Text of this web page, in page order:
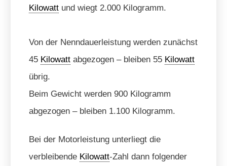
Kilowatt und wiegt 2.000 Kilogramm.
Von der Nenndauerleistung werden zunächst
45 Kilowatt abgezogen – bleiben 55 Kilowatt
übrig.
Beim Gewicht werden 900 Kilogramm
abgezogen – bleiben 1.100 Kilogramm.
Bei der Motorleistung unterliegt die
verbleibende Kilowatt-Zahl dann folgender